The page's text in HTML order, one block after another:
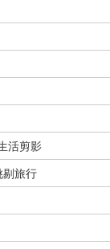
活剪影
剔旅行